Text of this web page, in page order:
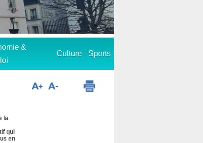
&
Culture Sports
la
qui
en